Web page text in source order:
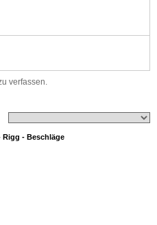
verfassen.
Rigg - Beschläge